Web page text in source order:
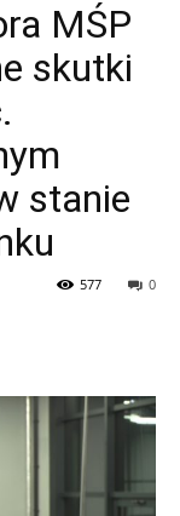
MŚP
skutki
stanie
0
577